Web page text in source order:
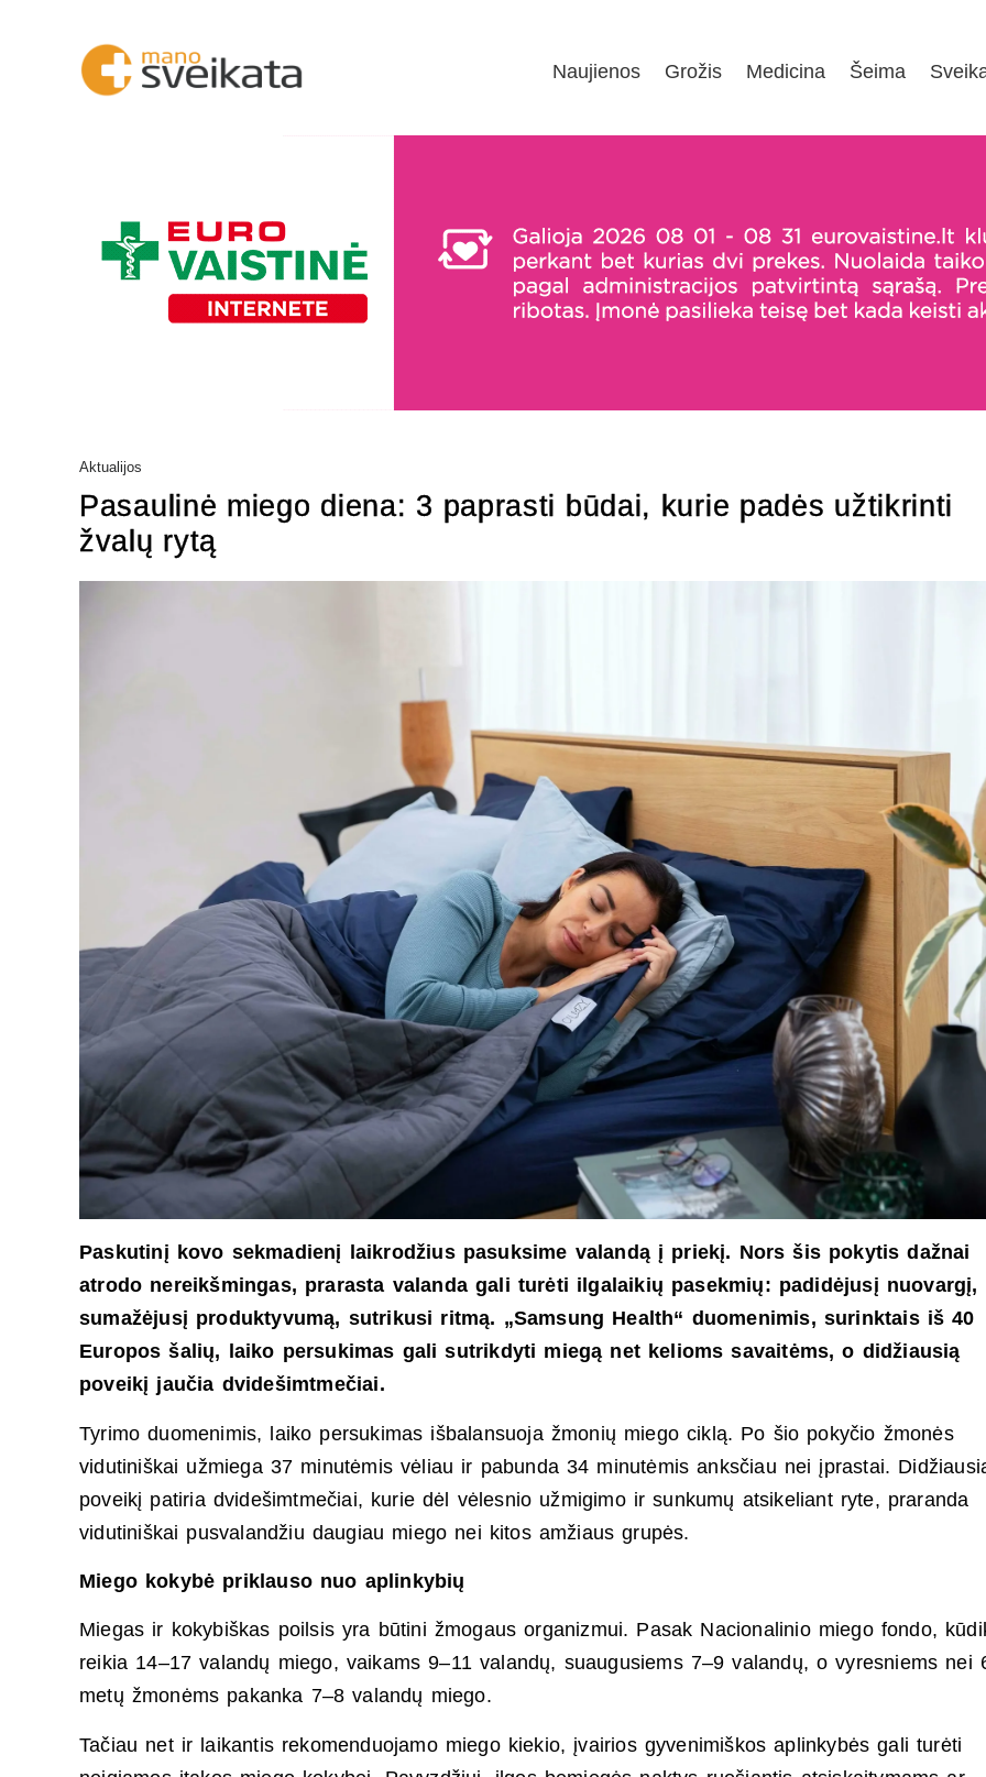
Naujienos Grožis Medicina Šeima
Aktualijos
Pasaulinė miego diena: 3 paprasti būdai, kurie padės užtikrinti
žvalų rytą
Paskutinį kovo sekmadienį laikrodžius pasuksime valandą į priekį. Nors šis pokytis dažnai
atrodo nereikšmingas, prarasta valanda gali turėti ilgalaikių pasekmių: padidėjusį nuovargį,
sumažėjusį produktyvumą, sutrikusi ritmą. „Samsung Health“ duomenimis, surinktais iš 40
Europos šalių, laiko persukimas gali sutrikdyti miegą net kelioms savaitėms, o didžiausią
poveikį jaučia dvidešimtmečiai.
Tyrimo duomenimis, laiko persukimas išbalansuoja žmonių miego ciklą. Po šio pokyčio žmonės
vidutiniškai užmiega 37 minutėmis vėliau ir pabunda 34 minutėmis anksčiau nei įprastai.
poveikį patiria dvidešimtmečiai, kurie dėl vėlesnio užmigimo ir sunkumų atsikeliant ryte, praranda
vidutiniškai pusvalandžiu daugiau miego nei kitos amžiaus grupės.
Miego kokybė priklauso nuo aplinkybių
Miegas ir kokybiškas poilsis yra būtini žmogaus organizmui. Pasak Nacionalinio miego fondo,
reikia 14–17 valandų miego, vaikams 9–11 valandų, suaugusiems 7–9 valandų, o vyresniems nei
metų žmonėms pakanka 7–8 valandų miego.
Tačiau net ir laikantis rekomenduojamo miego kiekio, įvairios gyvenimiškos aplinkybės gali turėti